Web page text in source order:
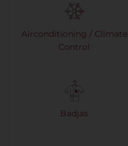
Airconditioning / Climate
Control
Badjas